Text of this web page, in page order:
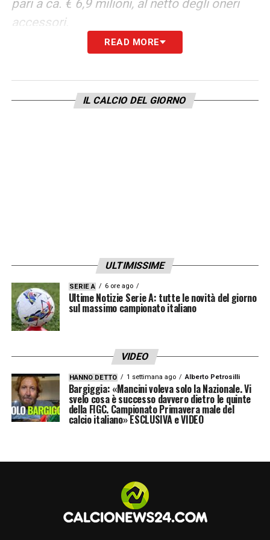
pari a ca. € 6,9 milioni, al netto degli oneri
accessori.
READ MORE
IL CALCIO DEL GIORNO
ULTIMISSIME
SERIE A 6 ore ago
Ultime Notizie Serie A: tutte le novità del giorno
sul massimo campionato italiano
VIDEO
HANNO DETTO 1 settimana ago Alberto Petrosilli
Bargiggia: «Mancini voleva solo la Nazionale. Vi
svelo cosa è successo davvero dietro le quinte
della FIGC. Campionato Primavera male del
calcio italiano» ESCLUSIVA e VIDEO